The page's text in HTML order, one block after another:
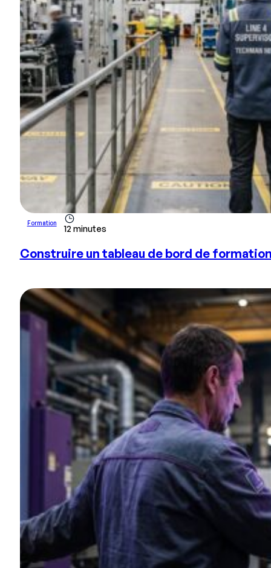
Formation
12 minutes
Construire un tableau de bord de